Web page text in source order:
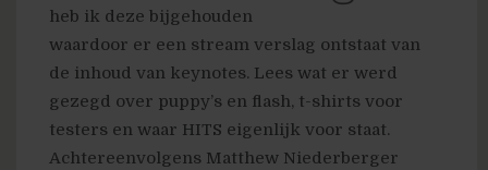
heb ik deze bijgehouden
waardoor er een stream verslag ontstaat van
de inhoud van keynotes. Lees wat er werd
gezegd over puppy’s en flash, t-shirts voor
testers en waar HITS eigenlijk voor staat.
Achtereenvolgens Matthew Niederberger